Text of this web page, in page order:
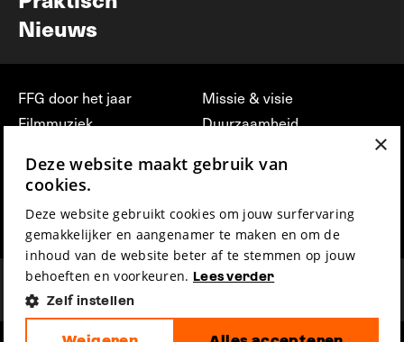
Nieuws
FFG door het jaar
Filmmuziek
Press & Industry
Film Fest Friends
Missie & visie
Duurzaamheid
vrijwilligerswerk bij FFG
Privacy & Disclaimer
×
Deze website maakt gebruik van
cookies.
Deze website gebruikt cookies om jouw surfervaring
gemakkelijker en aangenamer te maken en om de
inhoud van de website beter af te stemmen op jouw
behoeften en voorkeuren. Lees verder
Zelf instellen